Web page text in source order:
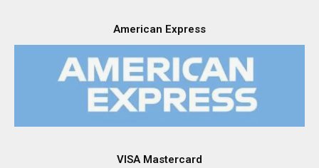
American Express
VISA Mastercard